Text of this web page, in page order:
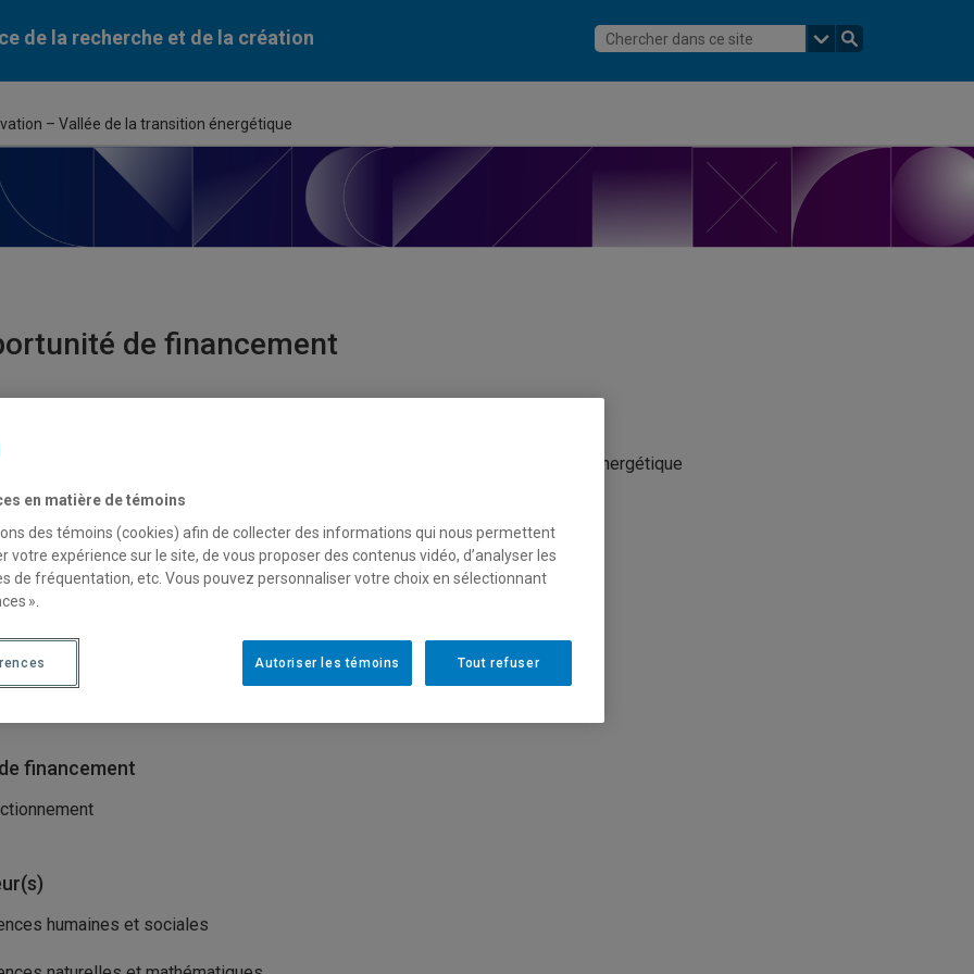
de la recherche et de la création
– Vallée de la transition énergétique
de financement
de recherche en partenariat – Zone d’innovation – Vallée de la transition énergétique
porteur(s)
de recherche du Québec - Nature et Technologies (FRQNT)
partenaire(s)
de l’Économie, de l’Innovation et de l’Énergie (MEIE)
financement
humaines et sociales
en matière de témoins
des témoins (cookies) afin de collecter des informations qui nous permettent
votre expérience sur le site, de vous proposer des contenus vidéo, d’analyser les
de fréquentation, etc. Vous pouvez personnaliser votre choix en sélectionnant
».
Tout refuser
Autoriser les témoins